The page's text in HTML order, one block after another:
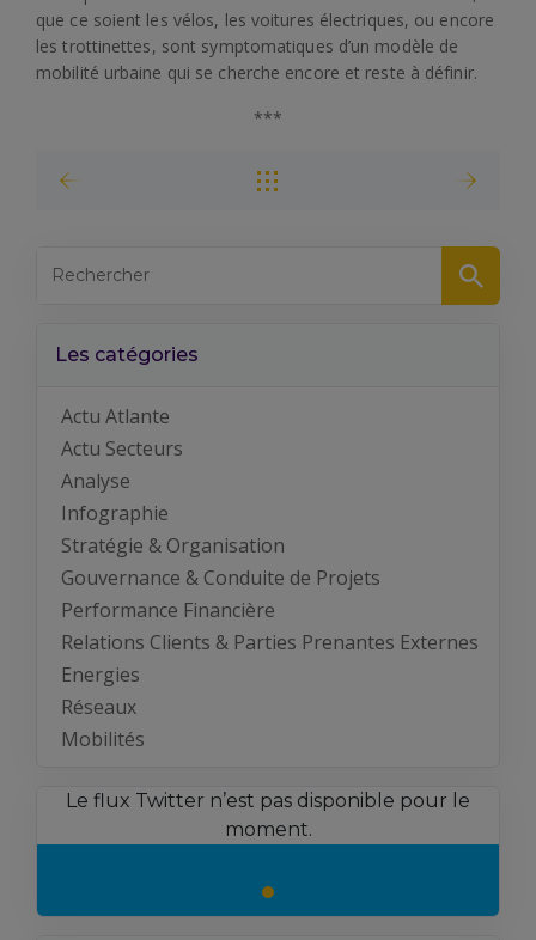
que ce soient les vélos, les voitures électriques, ou encore
les trottinettes, sont symptomatiques d’un modèle de
mobilité urbaine qui se cherche encore et reste à définir.
***
Les catégories
Actu Atlante
Actu Secteurs
Analyse
Infographie
Stratégie & Organisation
Gouvernance & Conduite de Projets
Performance Financière
Relations Clients & Parties Prenantes Externes
Energies
Réseaux
Mobilités
Le flux Twitter n’est pas disponible pour le
moment.